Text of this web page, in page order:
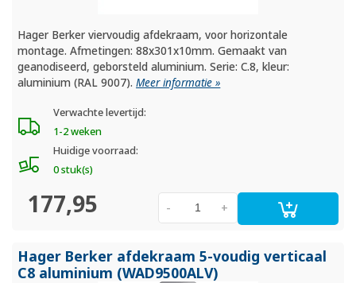
Hager Berker viervoudig afdekraam, voor horizontale
montage. Afmetingen: 88x301x10mm. Gemaakt van
geanodiseerd, geborsteld aluminium. Serie: C.8, kleur:
aluminium (RAL 9007).Meer informatie »
Verwachte levertijd:
1-2 weken
Huidige voorraad:
0 stuk(s)
177,95 +
-
Hager Berker afdekraam 5-voudig verticaal
C8 aluminium (WAD9500ALV)